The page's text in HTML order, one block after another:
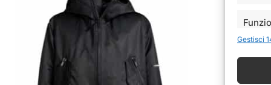
Gestisci